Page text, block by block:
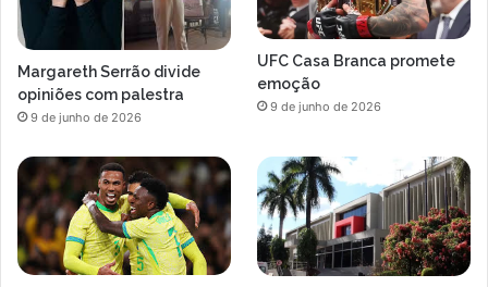
Margareth Serrão divide
opiniões com palestra
9 de junho de 2026
UFC Casa Branca promete
emoção
9 de junho de 2026